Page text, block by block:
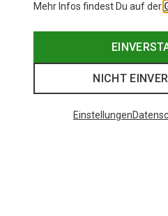
Mehr Infos findest Du auf der
NICHT
Einstellungen